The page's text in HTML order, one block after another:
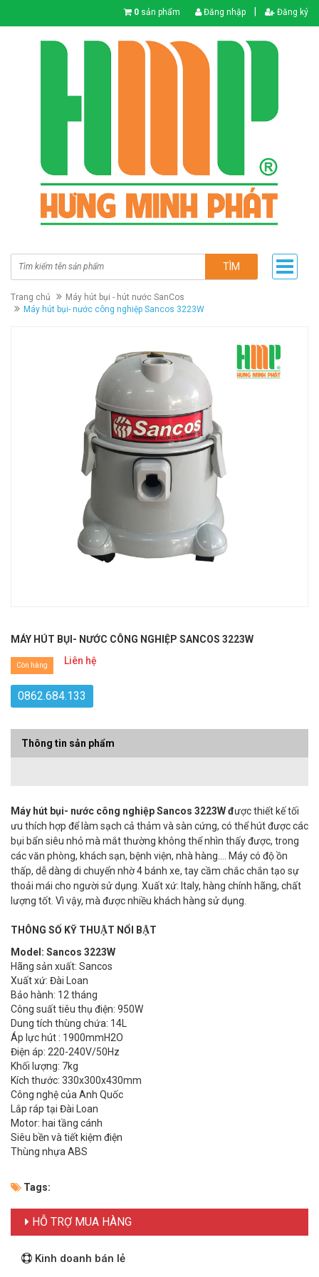
0 sản phẩm Đăng nhập Đăng ký
TÌM
Trang chủ
Máy hút bụi - hút nước SanCos
Máy hút bụi- nước công nghiệp Sancos 3223W
MÁY HÚT BỤI- NƯỚC CÔNG NGHIỆP SANCOS 3223W
Liên hệ
Còn hàng
0862.684.133
Thông tin sản phẩm
Máy hút bụi- nước công nghiệp Sancos 3223Wđược thiết kế tối
ưu thích hợp để làm sạch cả thảm và sàn cứng, có thể hút được các
bụi bẩn siêu nhỏ mà mắt thường không thể nhìn thấy được, trong
các văn phòng, khách sạn, bệnh viện, nhà hàng…. Máy có độ ồn
thấp, dễ dàng di chuyển nhờ 4 bánh xe, tay cầm chắc chắn tạo sự
thoải mái cho người sử dụng. Xuất xứ: Italy, hàng chính hãng, chất
lượng tốt. Vì vậy, mà được nhiều khách hàng sử dụng.
THÔNG SỐ KỸ THUẬT NỔI BẬT
Model: Sancos 3223W
Hãng sản xuất: Sancos
Xuất xứ: Đài Loan
Bảo hành: 12 tháng
Công suất tiêu thụ điện: 950W
Dung tích thùng chứa: 14L
Áp lực hút : 1900mmH2O
Điện áp: 220-240V/50Hz
Khối lượng: 7kg
Kích thước: 330x300x430mm
Công nghệ của Anh Quốc
Lắp ráp tại Đài Loan
Motor: hai tầng cánh
Siêu bền và tiết kiệm điện
Thùng nhựa ABS
Tags:
HỖ TRỢ MUA HÀNG
Kinh doanh bán lẻ